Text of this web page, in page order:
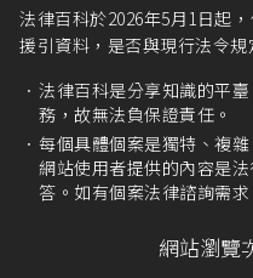
法律百科於2026年5月1日起
援引資料，是否與現行法令規
法律百科是分享知識的平
務，故無法負保證責任。
每個具體個案是獨特、複
網站使用者提供的內容是
答。如有個案法律諮詢需
網站瀏覽